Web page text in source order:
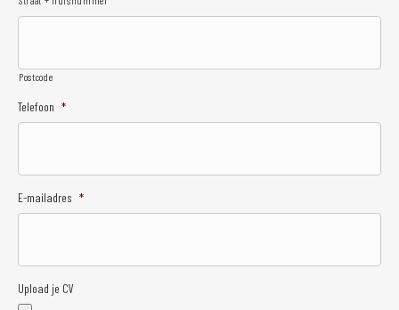
Postcode
Telefoon *
E-mailadres *
Upload je CV